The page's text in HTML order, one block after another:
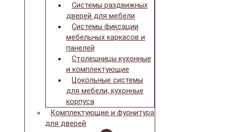
Системы раздвижных
дверей для мебели
Системы фиксации
мебельных каркасов и
панелей
Столешницы кухонные
и комплектующие
Цокольные системы
для мебели, кухонные
корпуса
Комплектующие и фурнитура
для дверей